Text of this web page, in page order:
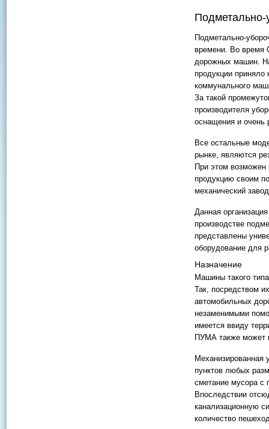
Подметально-
времени. Во время
дорожных машин.
продукции приняло
коммунального
За такой
производителя
оснащения и очень
Все остальные
рынке, являются
При этом возможен
продукцию своим
механический
Данная
производстве
представлены
оборудование для
Назначение
Машины такого
Так, посредством
автомобильных
незаменимыми
имеется ввиду
ПУМА также может
Механизированная
пунктов любых
сметание мусора с
Впоследствии
канализационную
количество